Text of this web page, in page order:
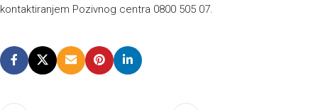
kontaktiranjem Pozivnog centra 0800 505 07.